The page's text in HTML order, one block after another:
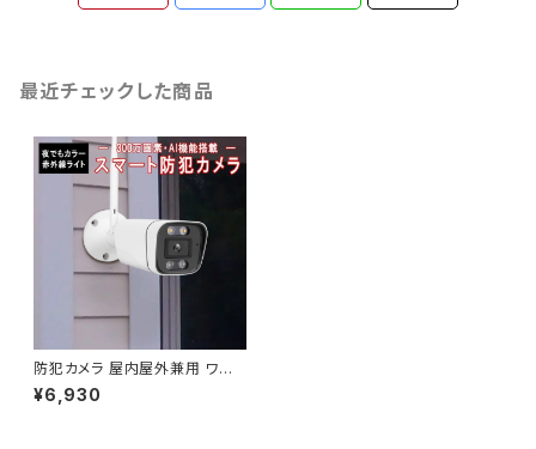
最近チェックした商品
防犯カメラ 屋内屋外兼用 ワイ
ヤレス CS58 2K 1296p 300
万画素 ONVIF wifi 無線 Micr
¥6,930